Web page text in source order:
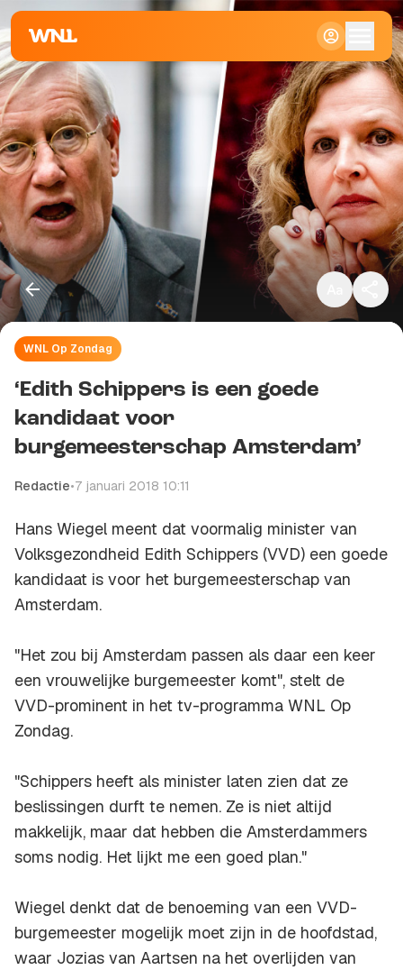
Klein
Standaard
Groot
WNL Op Zondag
‘Edith Schippers is een goede
kandidaat voor
burgemeesterschap Amsterdam’
Redactie•7 januari 2018 10:11
Hans Wiegel meent dat voormalig minister van
Volksgezondheid Edith Schippers (VVD) een goede
kandidaat is voor het burgemeesterschap van
Amsterdam.
"Het zou bij Amsterdam passen als daar een keer
een vrouwelijke burgemeester komt", stelt de
VVD-prominent in het tv-programma WNL Op
Zondag.
"Schippers heeft als minister laten zien dat ze
beslissingen durft te nemen. Ze is niet altijd
makkelijk, maar dat hebben die Amsterdammers
soms nodig. Het lijkt me een goed plan."
Wiegel denkt dat de benoeming van een VVD-
burgemeester mogelijk moet zijn in de hoofdstad,
waar Jozias van Aartsen na het overlijden van